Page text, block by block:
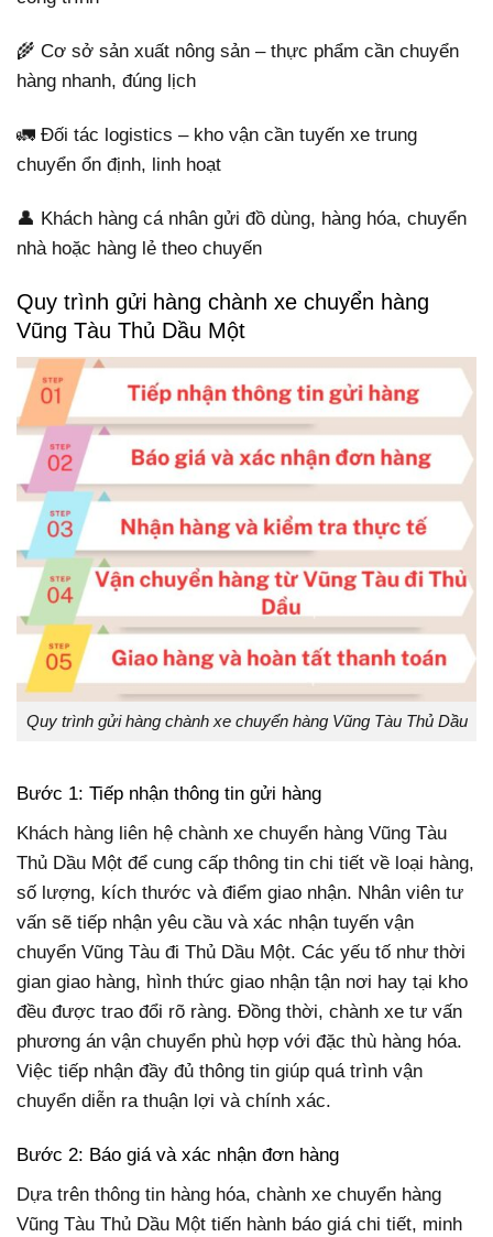
🌾 Cơ sở sản xuất nông sản – thực phẩm cần chuyển
hàng nhanh, đúng lịch
🚛 Đối tác logistics – kho vận cần tuyến xe trung
chuyển ổn định, linh hoạt
👤 Khách hàng cá nhân gửi đồ dùng, hàng hóa, chuyển
nhà hoặc hàng lẻ theo chuyến
Quy trình gửi hàng chành xe chuyển hàng
Vũng Tàu Thủ Dầu Một
Quy trình gửi hàng chành xe chuyển hàng Vũng Tàu Thủ Dầu
Bước 1: Tiếp nhận thông tin gửi hàng
Khách hàng liên hệ chành xe chuyển hàng Vũng Tàu
Thủ Dầu Một để cung cấp thông tin chi tiết về loại hàng,
số lượng, kích thước và điểm giao nhận. Nhân viên tư
vấn sẽ tiếp nhận yêu cầu và xác nhận tuyến vận
chuyển Vũng Tàu đi Thủ Dầu Một. Các yếu tố như thời
gian giao hàng, hình thức giao nhận tận nơi hay tại kho
đều được trao đổi rõ ràng. Đồng thời, chành xe tư vấn
phương án vận chuyển phù hợp với đặc thù hàng hóa.
Việc tiếp nhận đầy đủ thông tin giúp quá trình vận
chuyển diễn ra thuận lợi và chính xác.
Bước 2: Báo giá và xác nhận đơn hàng
Dựa trên thông tin hàng hóa, chành xe chuyển hàng
Vũng Tàu Thủ Dầu Một tiến hành báo giá chi tiết, minh